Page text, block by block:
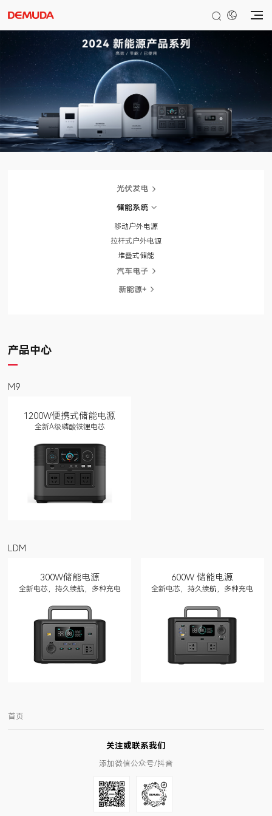
光伏发电
储能系统
移动户外电源
拉杆式户外电源
堆叠式储能
汽车电子
新能源+
产品中心
M9
1200W便携式储能电源
全新A级磷酸铁锂电芯
LDM
300W储能电源
全新电芯，持久续航，多种充电
600W 储能电源
全新电芯，持久续航，多种充电
首页
关注或联系我们
添加微信公众号/抖音